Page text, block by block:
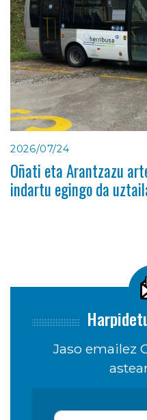
2026/07/24
Oñati eta Arantzazu
indartu egingo da
Jaso emailez